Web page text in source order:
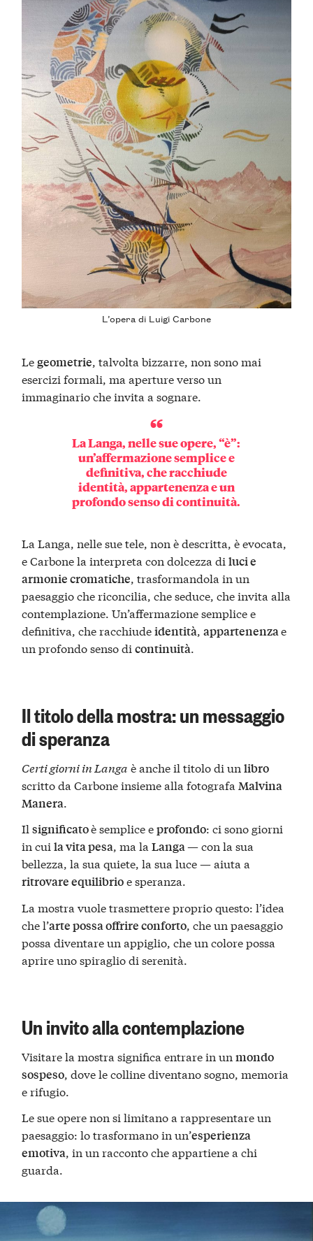
L’opera di Luigi Carbone
Legeometrie, talvolta bizzarre, non sono mai
esercizi formali, ma aperture verso un
immaginario che invita a sognare.
La Langa, nelle sue opere, “è”:
un’affermazione semplice e
definitiva, che racchiude
identità, appartenenza e un
profondo senso di continuità.
La Langa, nelle sue tele, non è descritta, è evocata,
e Carbone la interpreta con dolcezza diluci e
armonie cromatiche, trasformandola in un
paesaggio che riconcilia, che seduce, che invita alla
contemplazione. Un’affermazione semplice e
definitiva, che racchiudeidentità,appartenenzae
un profondo senso dicontinuità.
Il titolo della mostra: un messaggio
di speranza
Certi giorni in Langa è anche il titolo di unlibro
scritto da Carbone insieme alla fotografa Malvina
Manera.
Ilsignificatoè semplice eprofondo: ci sono giorni
in cuila vita pesa, ma laLanga— con la sua
bellezza, la sua quiete, la sua luce — aiuta a
ritrovare equilibrioe speranza.
La mostra vuole trasmettere proprio questo: l’idea
che l’arte possa offrire conforto, che un paesaggio
possa diventare un appiglio, che un colore possa
aprire uno spiraglio di serenità.
Un invito alla contemplazione
Visitare la mostra significa entrare in unmondo
sospeso, dove le colline diventano sogno, memoria
e rifugio.
Le sue opere non si limitano a rappresentare un
paesaggio: lo trasformano in un’esperienza
emotiva, in un racconto che appartiene a chi
guarda.